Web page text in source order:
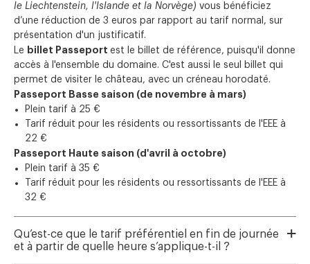
le Liechtenstein, l'Islande et la Norvège) vous bénéficiez
d’une réduction de 3 euros par rapport au tarif normal, sur
présentation d'un justificatif.
Le billet Passeport est le billet de référence, puisqu'il donne
accès à l'ensemble du domaine. C'est aussi le seul billet qui
permet de visiter le château, avec un créneau horodaté.
Passeport Basse saison (de novembre à mars)
Plein tarif à 25 €
Tarif réduit pour les résidents ou ressortissants de l'EEE à
22 €
Passeport Haute saison (d'avril à octobre)
Plein tarif à 35 €
Tarif réduit pour les résidents ou ressortissants de l'EEE à
32 €
Qu’est-ce que le tarif préférentiel en fin de journée
et à partir de quelle heure s’applique-t-il ?